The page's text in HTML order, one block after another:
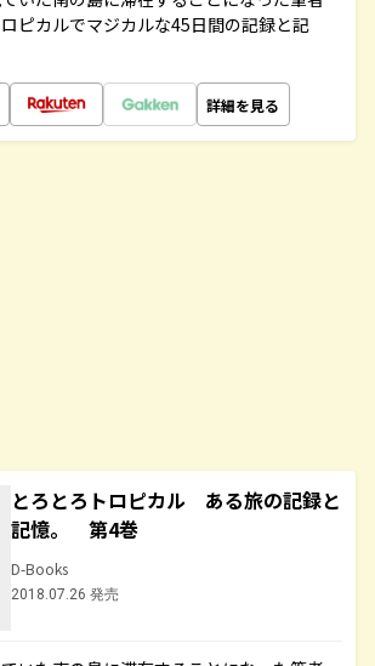
ピカルでマジカルな45日間の記録と記
詳細を見る
とろとろトロピカル ある旅の記録と
記憶。 第4巻
D-Books
2018.07.26 発売